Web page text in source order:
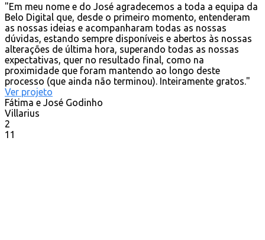
"Em meu nome e do José agradecemos a toda a equipa da
Belo Digital que, desde o primeiro momento, entenderam
as nossas ideias e acompanharam todas as nossas
dúvidas, estando sempre disponíveis e abertos às nossas
alterações de última hora, superando todas as nossas
expectativas, quer no resultado final, como na
proximidade que foram mantendo ao longo deste
processo (que ainda não terminou). Inteiramente gratos."
Ver projeto
Fátima e José Godinho
Villarius
2
11